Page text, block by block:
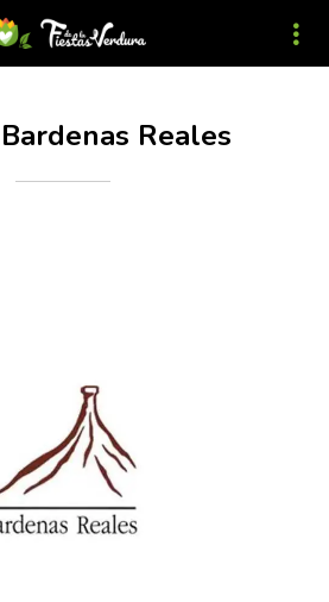
Reales